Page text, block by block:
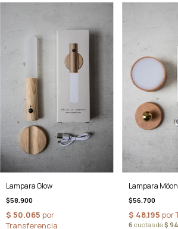
Lampara Glow
$58.900
Lampara Möon
$56.700